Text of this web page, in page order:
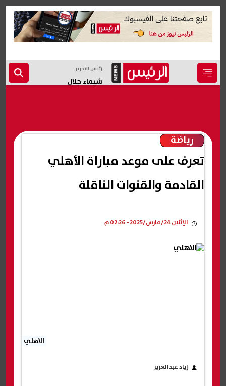
رئيس التحرير
شيماء جلال
رياضة
تعرف على موعد مباراة الأهلي
القادمة والقنوات الناقلة
الإثنين 24/مارس/2025 - 02:26 م
الاهلي
إياد عبدالعزيز